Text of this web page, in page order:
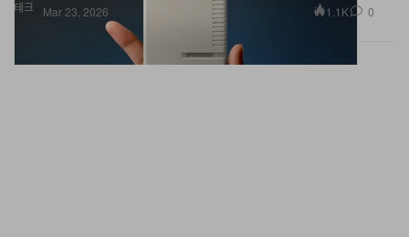
테크 Mar 23, 2026 1.1K 0